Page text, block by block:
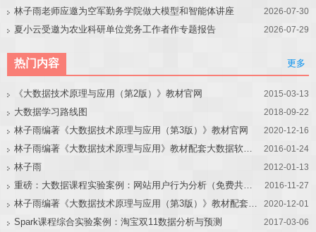
林子雨老师应邀为空军勤务学院做大模型和智能体讲座 2026-07-30
夏小云受邀为农业科研单位党务工作者作专题报告 2026-07-29
热门内容 更多
《大数据技术原理与应用（第2版）》教材官网 2015-03-13
大数据学习路线图 2018-09-22
林子雨编著《大数据技术原理与应用（第3版）》教材官网 2020-12-16
林子雨编著《大数据技术原理与应用》教材配套大数据软件安装和编程实践指南 2016-01-24
林子雨 2012-01-13
重磅：大数据课程实验案例：网站用户行为分析（免费共享） 2016-11-27
林子雨编著《大数据技术原理与应用（第3版）》教材配套大数据软件安装和编程实践指南 2020-12-01
Spark课程综合实验案例：淘宝双11数据分析与预测 2017-03-06